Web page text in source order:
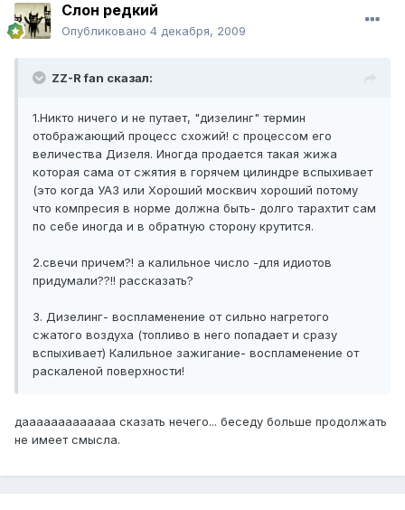
Слон редкий
Опубликовано 4 декабря, 2009
ZZ-R fan сказал:
1.Никто ничего и не путает, "дизелинг" термин
отображающий процесс схожий! с процессом его
величества Дизеля. Иногда продается такая жижа
которая сама от сжятия в горячем цилиндре вспыхивает
(это когда УАЗ или Хороший москвич хороший потому
что компресия в норме должна быть- долго тарахтит сам
по себе иногда и в обратную сторону крутится.
2.свечи причем?! а калильное число -для идиотов
придумали??!! рассказать?
3. Дизелинг- воспламенение от сильно нагретого
сжатого воздуха (топливо в него попадает и сразу
вспыхивает) Калильное зажигание- воспламенение от
раскаленой поверхности!
дааааааааааааа сказать нечего... беседу больше продолжать
не имеет смысла.